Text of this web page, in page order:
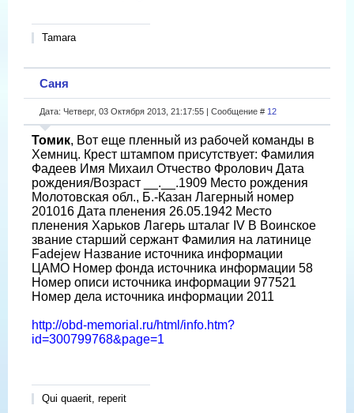
Tamara
Саня
Дата: Четверг, 03 Октября 2013, 21:17:55 | Сообщение # 12
Томик, Вот еще пленный из рабочей команды в
Хемниц. Крест штампом присутствует: Фамилия
Фадеев Имя Михаил Отчество Фролович Дата
рождения/Возраст __.__.1909 Место рождения
Молотовская обл., Б.-Казан Лагерный номер
201016 Дата пленения 26.05.1942 Место
пленения Харьков Лагерь шталаг IV B Воинское
звание старший сержант Фамилия на латинице
Fadejew Название источника информации
ЦАМО Номер фонда источника информации 58
Номер описи источника информации 977521
Номер дела источника информации 2011
http://obd-memorial.ru/html/info.htm?
id=300799768&page=1
Qui quaerit, reperit